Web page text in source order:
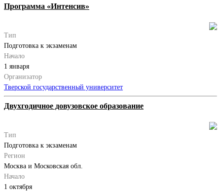
Программа «Интенсив»
Тип
Подготовка к экзаменам
Начало
1 января
Организатор
Тверской государственный университет
Двухгодичное довузовское образование
Тип
Подготовка к экзаменам
Регион
Москва и Московская обл.
Начало
1 октября